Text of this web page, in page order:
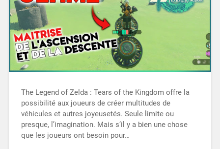
The Legend of Zelda : Tears of the Kingdom offre la
possibilité aux joueurs de créer multitudes de
véhicules et autres joyeusetés. Seule limite ou
presque, l’imagination. Mais s’il y a bien une chose
que les joueurs ont besoin pour…